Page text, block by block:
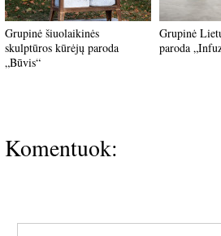
Grupinė šiuolaikinės
skulptūros kūrėjų paroda
„Būvis“
Grupinė
paroda
Komentuok: